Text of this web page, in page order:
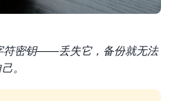
符密钥——丢失它，备份就无法
。